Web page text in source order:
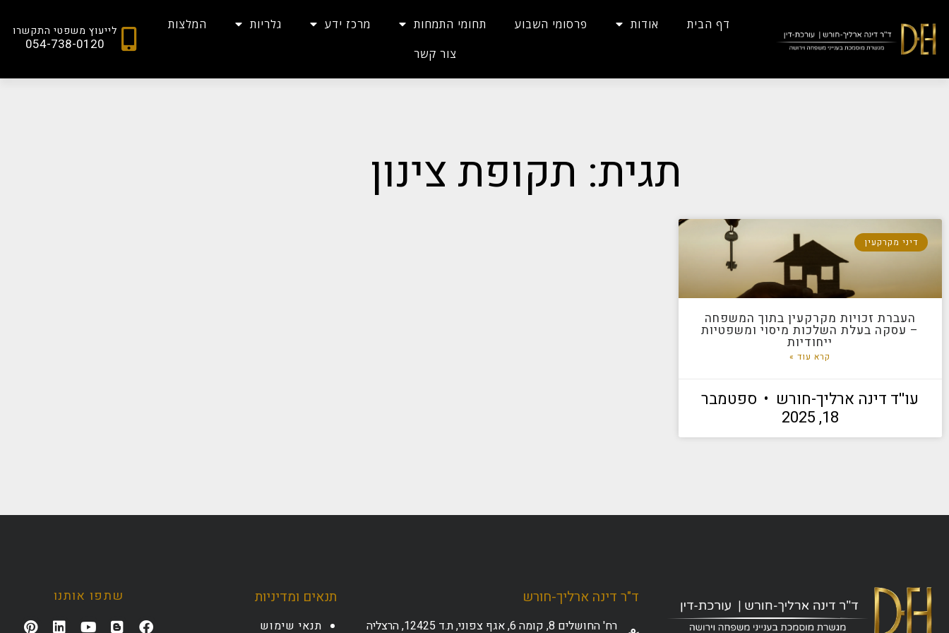
דף הבית אודות פרסומי השבוע תחומי התמחות מרכז ידע גלריות
המלצות
צור קשר
לייעוץ משפטי התקשרו
054-738-0120
תגית: תקופת צינון
דיני מקרקעין
העברת זכויות מקרקעין בתוך המשפחה
– עסקה בעלת השלכות מיסוי ומשפטיות
ייחודיות
קרא עוד »
עו''ד דינה ארליך-חורש
ספטמבר
18, 2025
ד"ר דינה ארליך-חורש
רח' החושלים 8, קומה 6, אגף צפוני, ת.ד 12425, הרצליה
תנאים ומדיניות
תנאי שימוש
שתפו אותנו